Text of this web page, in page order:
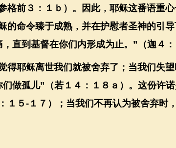
格前３：１ｂ）。因此，耶稣这番语重
的命令臻于成熟，并在护慰者圣神的引
直到基督在你们内形成为止。 ” （迦４
得耶稣离世我们就被舍弃了；当我们失
们做孤儿” （若１４：１８ａ）。这份许
１５- １７）；当我们不再认为被舍弃时